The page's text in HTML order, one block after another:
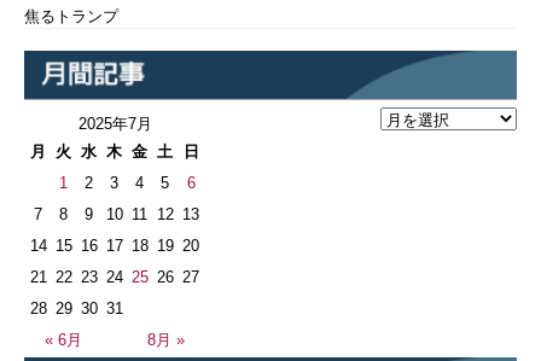
焦るトランプ
2025年7月
月
火 水 木 金 土 日
« 6月 8月 »
1 2 3 4 5
6
7
8 9 10 11 12 13
14 15 16 17 18 19 20
21 22 23 24 25 26 27
28 29 30 31